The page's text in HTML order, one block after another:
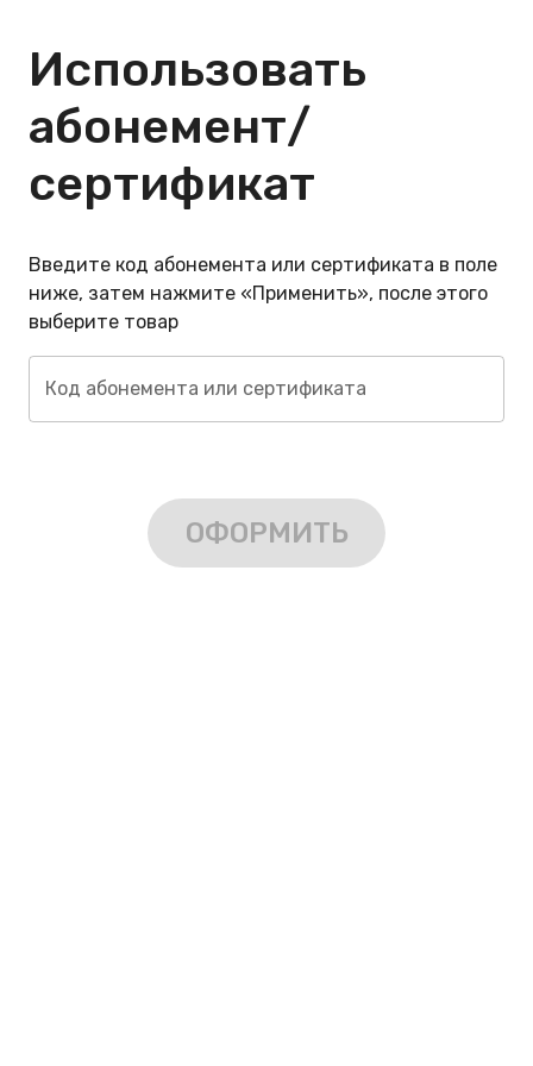
Использовать
абонемент/
сертификат
Введите код абонемента или сертификата в поле
ниже, затем нажмите «Применить», после этого
выберите товар
Код абонемента или сертификата
ОФОРМИТЬ